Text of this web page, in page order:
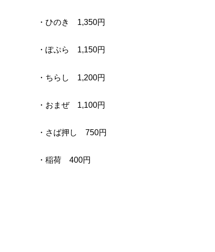
・ひのき 1,350円
・ぽぷら 1,150円
・ちらし 1,200円
・おまぜ 1,100円
・さば押し 750円
・稲荷 400円